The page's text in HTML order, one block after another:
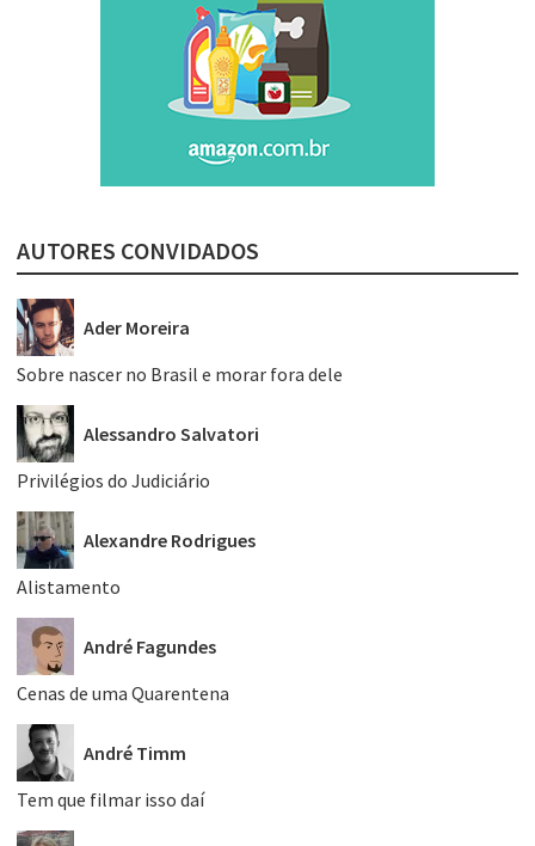
AUTORES CONVIDADOS
Ader Moreira
Sobre nascer no Brasil e morar fora dele
Alessandro Salvatori
Privilégios do Judiciário
Alexandre Rodrigues
Alistamento
André Fagundes
Cenas de uma Quarentena
André Timm
Tem que filmar isso daí